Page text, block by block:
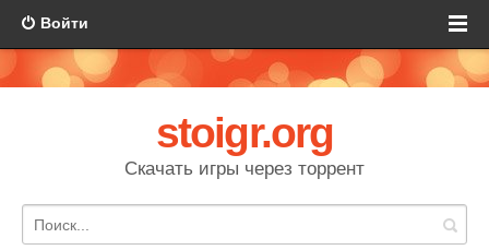
Войти
stoigr.org
Скачать игры через торрент